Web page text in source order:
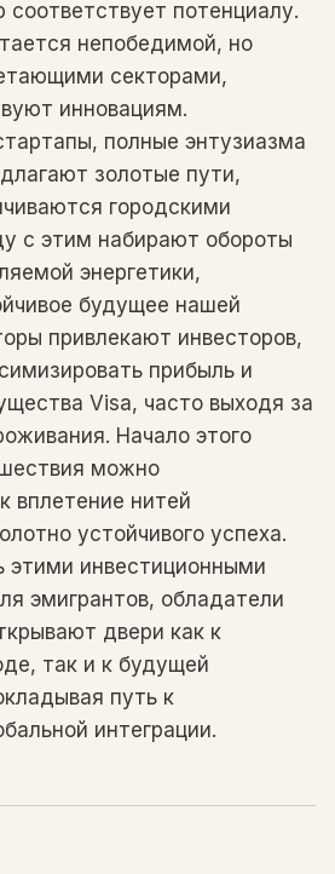
соответствует потенциалу.
непобедимой, но
секторами,
инновациям.
полные энтузиазма
золотые пути,
городскими
с этим набирают обороты
энергетики,
будущее нашей
привлекают инвесторов,
прибыль и
Visa, часто выходя за
Начало этого
можно
вплетение нитей
устойчивого успеха.
этими инвестиционными
эмигрантов, обладатели
двери как к
так и к будущей
путь к
интеграции.